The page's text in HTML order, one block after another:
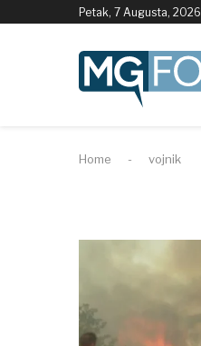
Petak, 7 Augusta, 2026
Home - vojnik